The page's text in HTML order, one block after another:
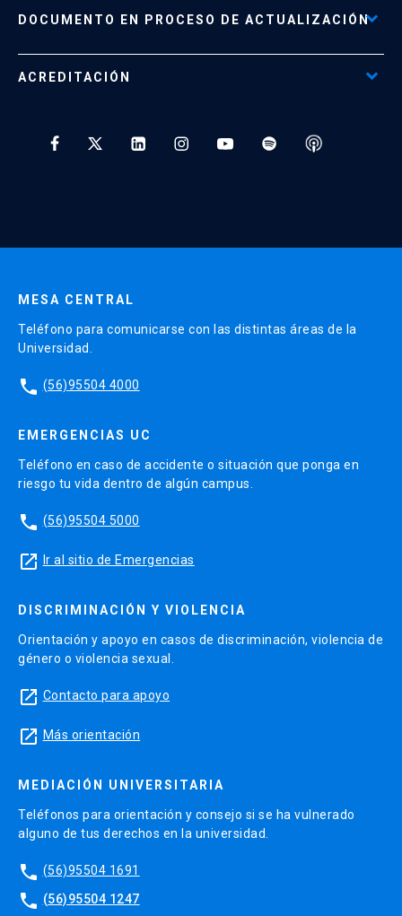
Políticas de Retiro, Devolución e Información Importante
Documento No Disponible file_download
DOCUMENTO EN PROCESO DE ACTUALIZACIÓN
ACREDITACIÓN
MESA CENTRAL
Teléfono para comunicarse con las distintas áreas de la
Universidad.
phone (56)95504 4000
EMERGENCIAS UC
Teléfono en caso de accidente o situación que ponga en
riesgo tu vida dentro de algún campus.
phone (56)95504 5000
launch Ir al sitio de Emergencias
DISCRIMINACIÓN Y VIOLENCIA
Orientación y apoyo en casos de discriminación, violencia de
género o violencia sexual.
launch Contacto para apoyo
launch Más orientación
MEDIACIÓN UNIVERSITARIA
Teléfonos para orientación y consejo si se ha vulnerado
alguno de tus derechos en la universidad.
phone (56)95504 1691
phone (56)95504 1247